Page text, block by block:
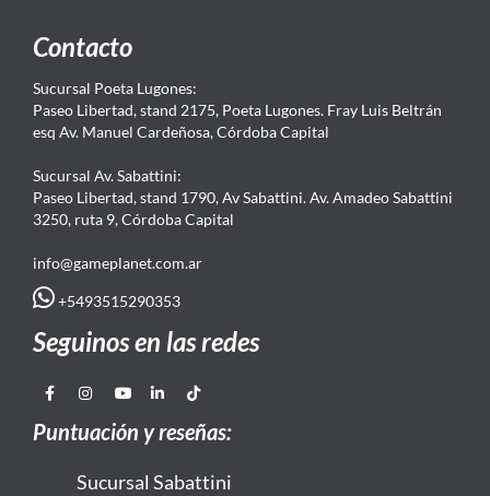
Contacto
Sucursal Poeta Lugones:
Paseo Libertad, stand 2175, Poeta Lugones. Fray Luis Beltrán
esq Av. Manuel Cardeñosa, Córdoba Capital
Sucursal Av. Sabattini:
Paseo Libertad, stand 1790, Av Sabattini. Av. Amadeo Sabattini
3250, ruta 9, Córdoba Capital
info@gameplanet.com.ar
+5493515290353
Seguinos en las redes
Puntuación y reseñas:
Sucursal Sabattini